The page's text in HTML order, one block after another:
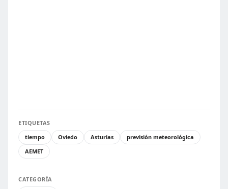
ETIQUETAS
tiempo
Oviedo Asturias
previsión meteorológica
AEMET
CATEGORÍA